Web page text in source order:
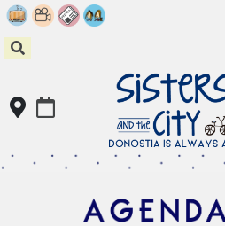
Skip
to
content